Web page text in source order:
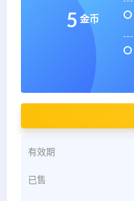
5 金币
有效期
已售